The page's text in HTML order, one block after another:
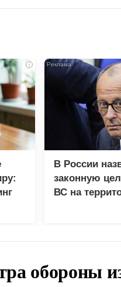
i
В России
законную
ВС на
обороны